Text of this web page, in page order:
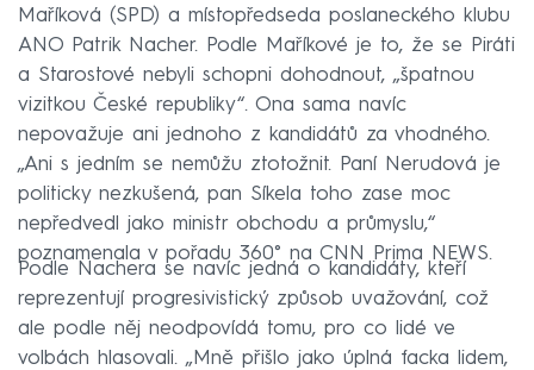
Maříková (SPD) a místopředseda poslaneckého klubu
ANO Patrik Nacher. Podle Maříkové je to, že se Piráti
a Starostové nebyli schopni dohodnout, „špatnou
vizitkou České republiky“. Ona sama navíc
nepovažuje ani jednoho z kandidátů za vhodného.
„Ani s jedním se nemůžu ztotožnit. Paní Nerudová je
politicky nezkušená, pan Síkela toho zase moc
nepředvedl jako ministr obchodu a průmyslu,“
poznamenala v pořadu 360° na CNN Prima NEWS.
Podle Nachera se navíc jedná o kandidáty, kteří
reprezentují progresivistický způsob uvažování, což
ale podle něj neodpovídá tomu, pro co lidé ve
volbách hlasovali. „Mně přišlo jako úplná facka lidem,